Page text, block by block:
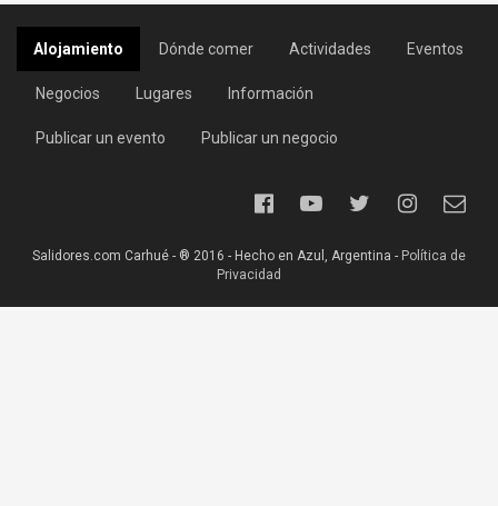
Alojamiento Dónde comer Actividades Eventos
Negocios Lugares Información
Publicar un evento Publicar un negocio
Salidores.com Carhué - ® 2016 - Hecho en Azul, Argentina - Política de
Privacidad